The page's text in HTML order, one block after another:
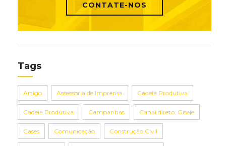
CONTATE-NOS
Tags
Artigo Assessoria de Imprensa Cadeia Produtiva
Cadeia Produtiva Campanhas Canal direto: Gisele
Cases Comunicação Construção Civil